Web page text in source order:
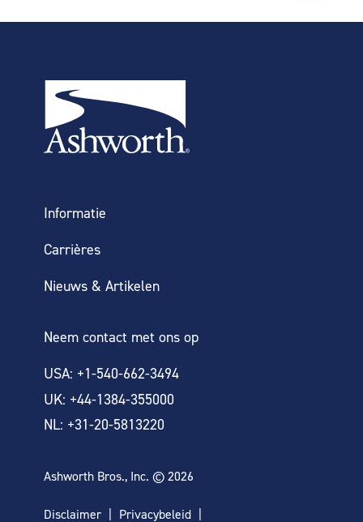
Informatie
Carrières
Nieuws & Artikelen
Neem contact met ons op
USA: +1-540-662-3494
UK: +44-1384-355000
NL: +31-20-5813220
Ashworth Bros., Inc. © 2026
Disclaimer Privacybeleid